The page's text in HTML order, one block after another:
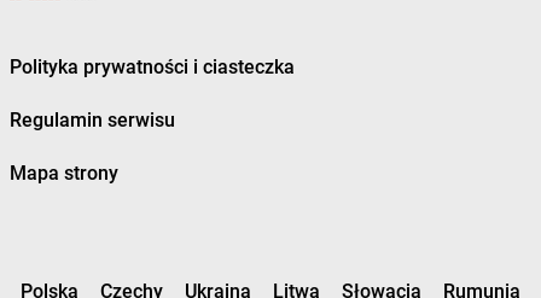
Polityka prywatności i ciasteczka
Regulamin serwisu
Mapa strony
Polska Czechy Ukraina Litwa Słowacja Rumunia